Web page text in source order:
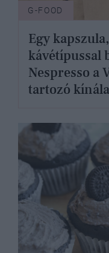
G-FOOD
Egy
kávétípussal
Nespresso a
tartozó